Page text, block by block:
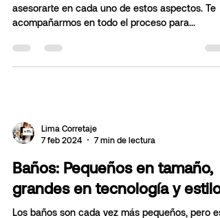
Como agentes inmobiliarios, estamos aquí para
asesorarte en cada uno de estos aspectos. Te
acompañarmos en todo el proceso para
7 feb 2024
7 min de lectura
Baños: Pequeños en tamaño,
grandes en tecnología y estilo